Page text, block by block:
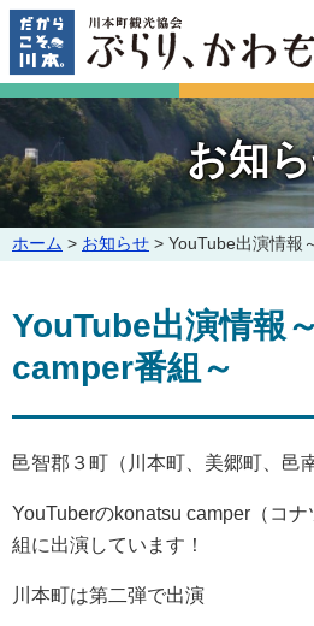
このページの本文へ
お知
こ
ー
の
置:
ホーム > お知らせ > YouTube出演情報
YouTube出演情報
camper番組～
邑智郡３町（川本町、美郷町、邑
YouTuberのkonatsu camper（コ
組に出演しています！
川本町は第二弾で出演